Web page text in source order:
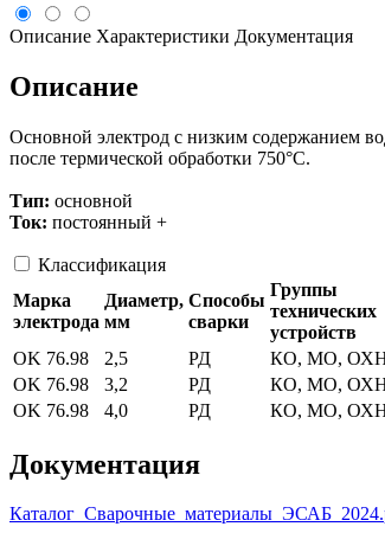
Описание Характеристики Документация
Описание
Основной электрод с низким содержанием
после термической обработки 750°C.
Тип: основной
Ток: постоянный +
Классификация
Марка
электрода
Диаметр,
мм
Способы
сварки
Группы
технических
устройств
OK 76.98 2,5 РД КО, МО,
OK 76.98
3,2 РД КО, МО,
OK 76.98
4,0 РД КО, МО,
Документация